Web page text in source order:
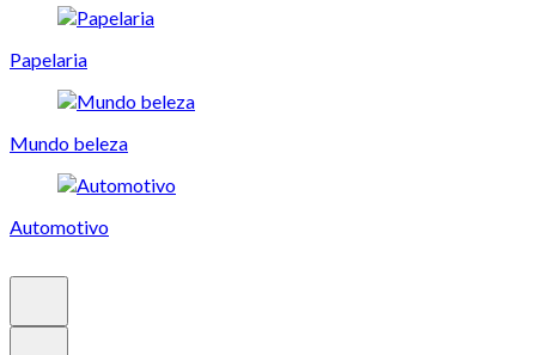
Papelaria
Mundo beleza
Automotivo